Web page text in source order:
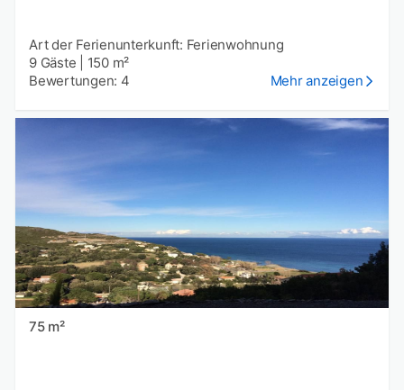
Art der Ferienunterkunft: Ferienwohnung
9 Gäste
150 m²
Bewertungen: 4
Mehr anzeigen
75 m²